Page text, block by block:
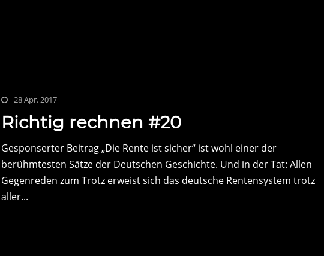
28 Apr. 2017
Richtig rechnen #20
Gesponserter Beitrag „Die Rente ist sicher“ ist wohl einer der
berühmtesten Sätze der Deutschen Geschichte. Und in der Tat: Allen
Gegenreden zum Trotz erweist sich das deutsche Rentensystem trotz
aller...